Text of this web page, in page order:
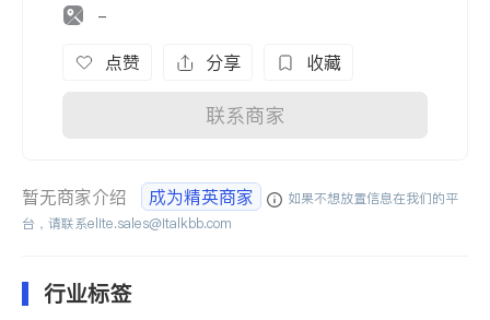
-
点赞 分享 收藏
联系商家
暂无商家介绍 成为精英商家
如果不想放置信息在我们的平
台，请联系elite.sales@italkbb.com
行业标签